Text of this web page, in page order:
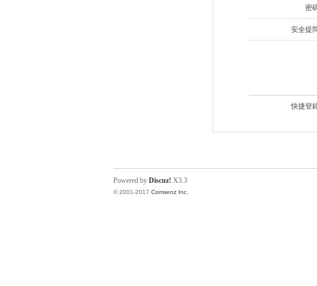
密
安全提
快捷登
Powered by Discuz! X3.3
© 2001-2017 Comsenz Inc.